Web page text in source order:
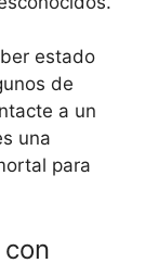
estado
de
a un
una
para